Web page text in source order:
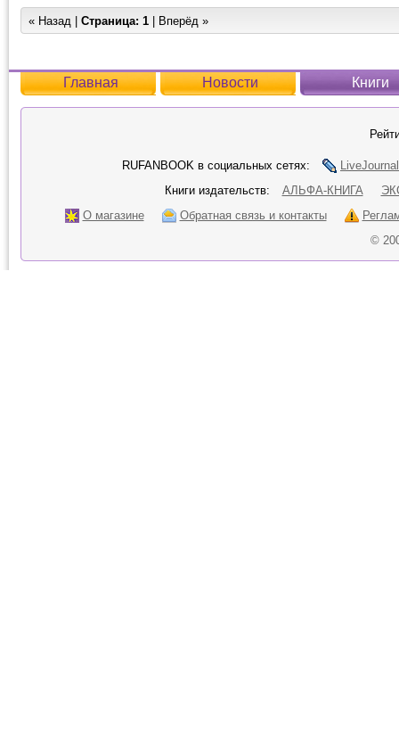
« Назад | Страница: 1 | Вперёд »
Главная Новости Книги
RUFANBOOK в социальных сетях:
LiveJournal
Книги издательств:
АЛЬФА-КНИГА
О магазине
Обратная связь и контакты
©